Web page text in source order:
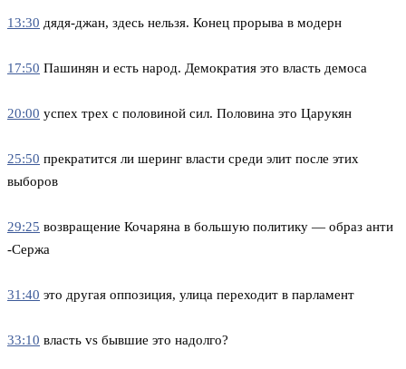
13:30 дядя-джан, здесь нельзя. Конец прорыва в модерн
17:50 Пашинян и есть народ. Демократия это власть демоса
20:00 успех трех с половиной сил. Половина это Царукян
25:50 прекратится ли шеринг власти среди элит после этих
выборов
29:25 возвращение Кочаряна в большую политику — образ анти
-Сержа
31:40 это другая оппозиция, улица переходит в парламент
33:10 власть vs бывшие это надолго?